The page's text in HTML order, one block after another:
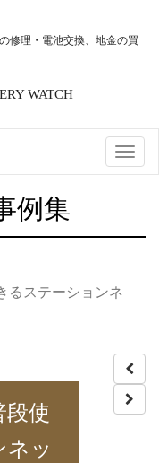
修理・電池交換、地金の買
メ
例集
るステーションネ
使
ッ